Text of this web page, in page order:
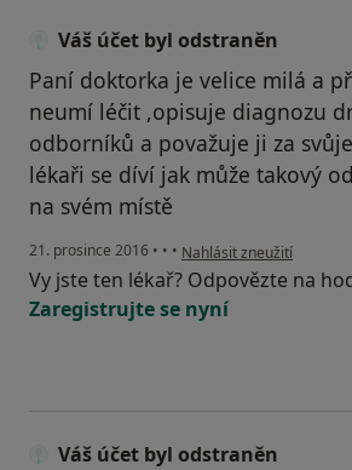
Váš účet byl odstraněn
Paní doktorka je velice milá a
neumí léčit ,opisuje diagnozu
odborníků a považuje ji za
lékaři se díví jak může takový
na svém místě
21. prosince 2016 • • • podle názoru uživatele
Nahlásit zneužití
Vy jste ten lékař? Odpovězte na
Zaregistrujte se nyní
Váš účet byl odstraněn